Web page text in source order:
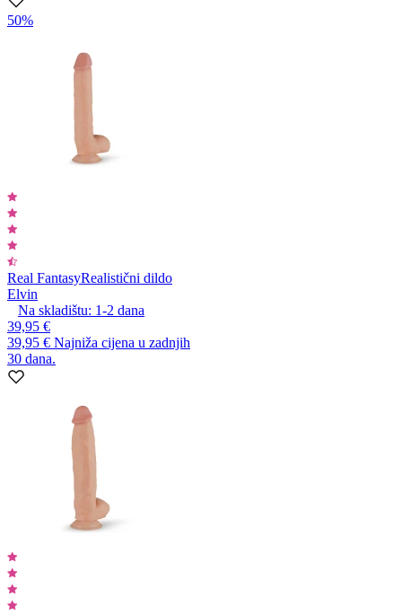
50%
Real FantasyRealistični dildo
Elvin
Na skladištu: 1-2 dana
39,95 €
39,95 € Najniža cijena u zadnjih
30 dana.